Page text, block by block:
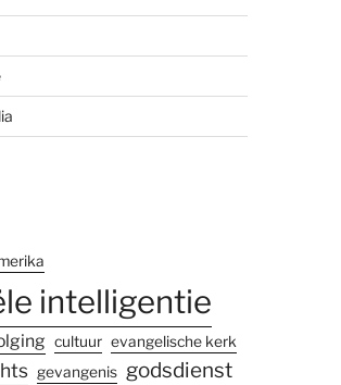
intelligentie
cultuur evangelische kerk
gevangenis godsdienst